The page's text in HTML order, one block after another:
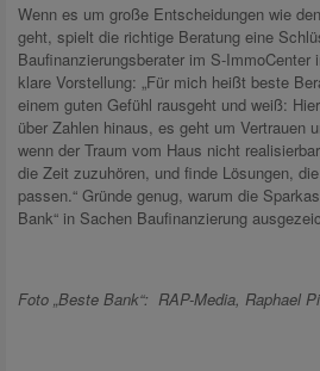
Wenn es um große Entscheidungen wie
geht, spielt die richtige Beratung eine
Baufinanzierungsberater im S-ImmoCenter
klare Vorstellung: „Für mich heißt beste
einem guten Gefühl rausgeht und weiß:
über Zahlen hinaus, es geht um Vertrauen
wenn der Traum vom Haus nicht
die Zeit zuzuhören, und finde Lösungen,
passen.“ Gründe genug, warum die
Bank“ in Sachen Baufinanzierung
Foto „Beste Bank“: RAP-Media, Raphael